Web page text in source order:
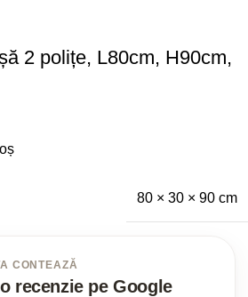
2 polițe, L80cm, H90cm,
80 × 30 × 90 cm
CONTEAZĂ
recenzie pe Google